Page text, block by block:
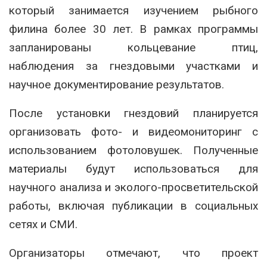
который занимается изучением рыбного
филина более 30 лет. В рамках программы
запланированы кольцевание птиц,
наблюдения за гнездовыми участками и
научное документирование результатов.
После установки гнездовий планируется
организовать фото- и видеомониторинг с
использованием фотоловушек. Полученные
материалы будут использоваться для
научного анализа и эколого-просветительской
работы, включая публикации в социальных
сетях и СМИ.
Организаторы отмечают, что проект